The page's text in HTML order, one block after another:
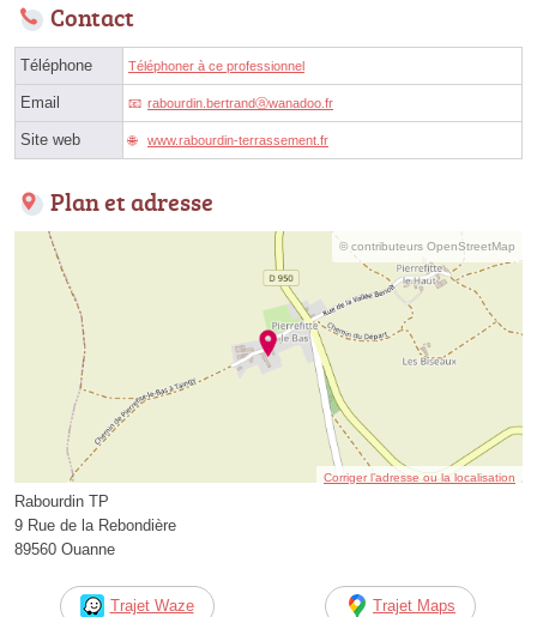
Contact
Téléphone Téléphoner à ce professionnel
Email rabourdin.bertrandⓐwanadoo.fr
Site web www.rabourdin-terrassement.fr
Plan et adresse
© contributeurs OpenStreetMap
Corriger l’adresse ou la localisation
Rabourdin TP
9 Rue de la Rebondière
89560 Ouanne
Trajet Waze Trajet Maps